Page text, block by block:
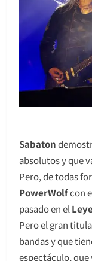
Sabaton
absolutos y que
Pero, de todas
PowerWolfcon
pasado en el
Pero el gran
bandas y que
espectáculo, que